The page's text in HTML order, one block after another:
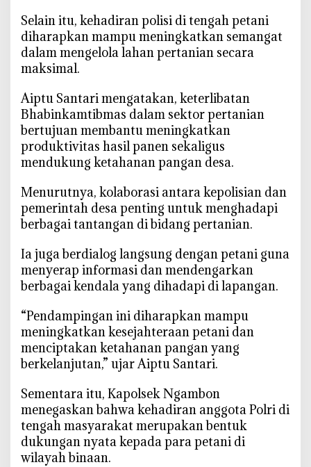
S
a
w
,
D
u
k
u
g
K
e
a
h
a
a
n
P
a
g
a
n
D
‎Selain itu, kehadiran polisi di tengah petani
diharapkan mampu meningkatkan semangat
dalam mengelola lahan pertanian secara
maksimal.
‎Aiptu Santari mengatakan, keterlibatan
Bhabinkamtibmas dalam sektor pertanian
bertujuan membantu meningkatkan
produktivitas hasil panen sekaligus
mendukung ketahanan pangan desa.
‎Menurutnya, kolaborasi antara kepolisian dan
pemerintah desa penting untuk menghadapi
berbagai tantangan di bidang pertanian.
‎Ia juga berdialog langsung dengan petani guna
menyerap informasi dan mendengarkan
berbagai kendala yang dihadapi di lapangan.
‎“Pendampingan ini diharapkan mampu
meningkatkan kesejahteraan petani dan
menciptakan ketahanan pangan yang
berkelanjutan,” ujar Aiptu Santari.
‎Sementara itu, Kapolsek Ngambon
menegaskan bahwa kehadiran anggota Polri di
tengah masyarakat merupakan bentuk
dukungan nyata kepada para petani di
wilayah binaan.